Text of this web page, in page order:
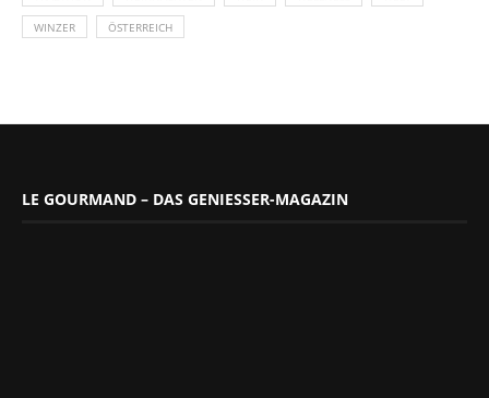
WINZER ÖSTERREICH
LE GOURMAND – DAS GENIESSER-MAGAZIN